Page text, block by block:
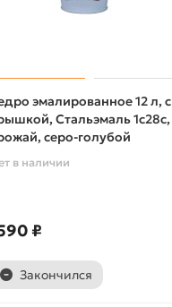
эмалированное 12 л, с
Стальэмаль 1с28с,
серо-голубой
в наличии
₽
Закончился